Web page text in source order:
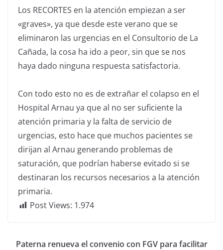
Los RECORTES en la atención empiezan a ser
«graves», ya que desde este verano que se
eliminaron las urgencias en el Consultorio de La
Cañada, la cosa ha ido a peor, sin que se nos
haya dado ninguna respuesta satisfactoria.
Con todo esto no es de extrañar el colapso en el
Hospital Arnau ya que al no ser suficiente la
atención primaria y la falta de servicio de
urgencias, esto hace que muchos pacientes se
dirijan al Arnau generando problemas de
saturación, que podrían haberse evitado si se
destinaran los recursos necesarios a la atención
primaria.
Post Views: 1.974
Paterna renueva el convenio con FGV para facilitar